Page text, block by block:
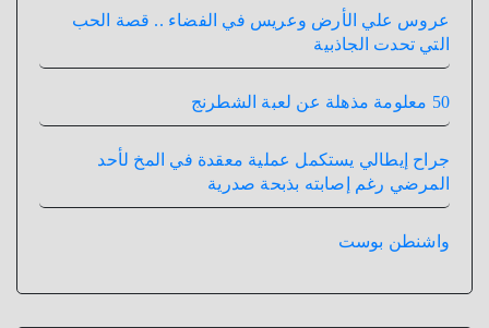
عروس علي الأرض وعريس في الفضاء .. قصة الحب
التي تحدت الجاذبية
50 معلومة مذهلة عن لعبة الشطرنج
جراح إيطالي يستكمل عملية معقدة في المخ لأحد
المرضي رغم إصابته بذبحة صدرية
واشنطن بوست